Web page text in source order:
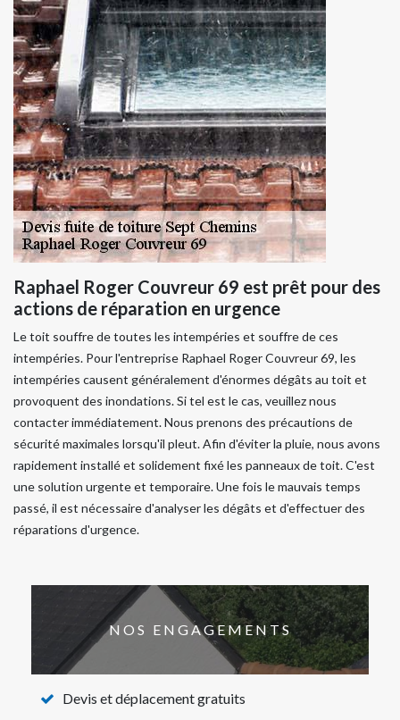
Raphael Roger Couvreur 69 est prêt pour des
actions de réparation en urgence
Le toit souffre de toutes les intempéries et souffre de ces
intempéries. Pour l'entreprise Raphael Roger Couvreur 69, les
intempéries causent généralement d'énormes dégâts au toit et
provoquent des inondations. Si tel est le cas, veuillez nous
contacter immédiatement. Nous prenons des précautions de
sécurité maximales lorsqu'il pleut. Afin d'éviter la pluie, nous avons
rapidement installé et solidement fixé les panneaux de toit. C'est
une solution urgente et temporaire. Une fois le mauvais temps
passé, il est nécessaire d'analyser les dégâts et d'effectuer des
réparations d'urgence.
NOS ENGAGEMENTS
Devis et déplacement gratuits